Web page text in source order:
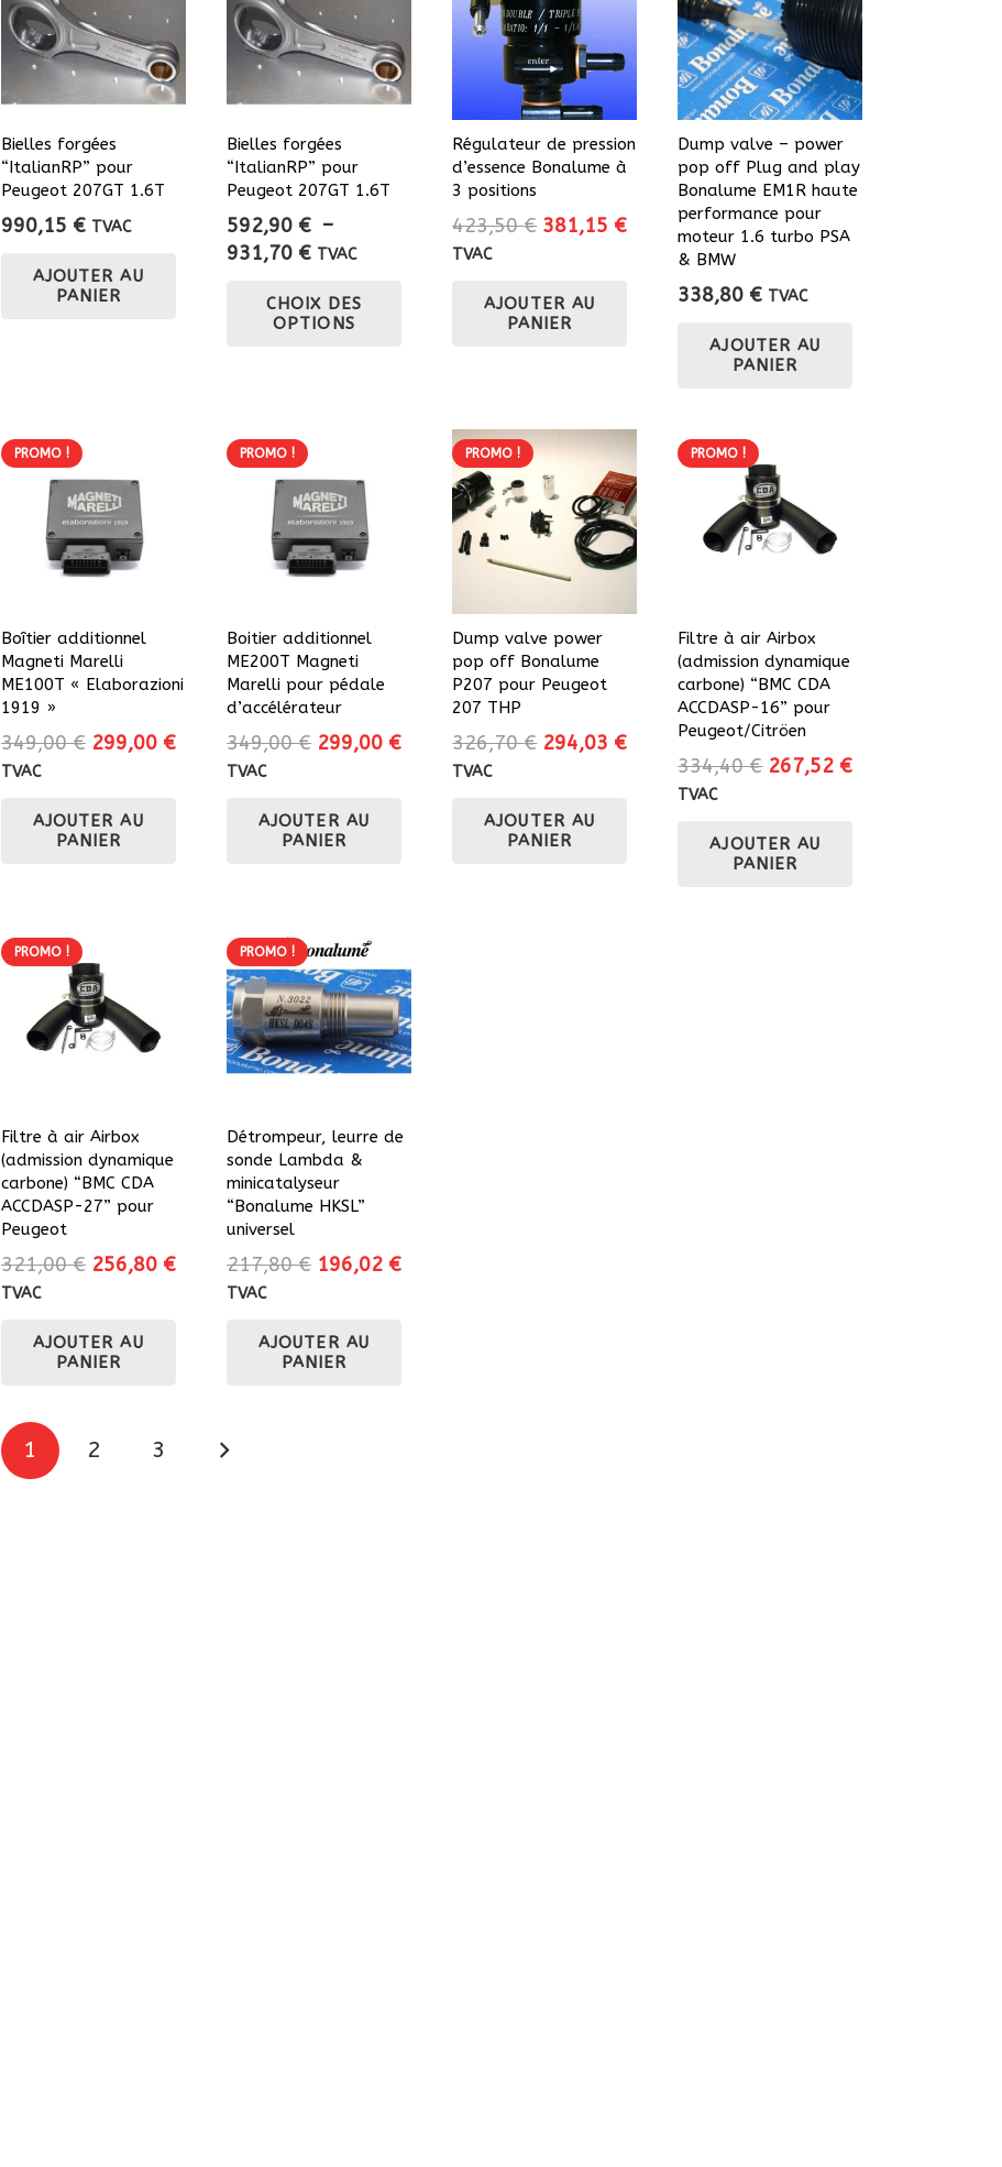
Bielles forgées
“ItalianRP” pour
Peugeot 207GT 1.6T
990,15 € TVAC
AJOUTER AU
PANIER
Bielles forgées
“ItalianRP” pour
Peugeot 207GT 1.6T
592,90 € –
931,70 €Plage
prix :
592,90 €
TVAC
CHOIX DES
OPTIONS
options
peuvent
choisies
produit
Régulateur de pression
d’essence Bonalume à
3 positions
423,50€ Le
était :
423,50 €.
381,15 €Le
381,15 €.
TVAC
AJOUTER AU
PANIER
Dump valve – power
pop off Plug and play
Bonalume EM1R haute
performance pour
moteur 1.6 turbo PSA
& BMW
338,80 € TVAC
AJOUTER AU
PANIER
PROMO !
Boîtier additionnel
Magneti Marelli
ME100T « Elaborazioni
1919 »
349,00€ Le
était :
349,00 €.
299,00 €Le
TVAC
AJOUTER AU
PANIER
PROMO !
Boitier additionnel
ME200T Magneti
Marelli pour pédale
d’accélérateur
349,00€ Le
était :
349,00 €.
299,00 €Le
TVAC
AJOUTER AU
PANIER
PROMO !
Dump valve power
pop off Bonalume
P207 pour Peugeot
207 THP
326,70€ Le
était :
326,70 €.
294,03 €Le
actuel
294,03 €.
TVAC
AJOUTER AU
PANIER
PROMO !
Filtre à air Airbox
(admission dynamique
carbone) “BMC CDA
ACCDASP-16” pour
Peugeot/Citröen
334,40€ Le
était :
334,40 €.
267,52 €Le
TVAC
AJOUTER AU
PANIER
PROMO !
Filtre à air Airbox
(admission dynamique
carbone) “BMC CDA
ACCDASP-27” pour
Peugeot
321,00€ Le
était :
321,00 €.
256,80 €Le
TVAC
AJOUTER AU
PANIER
PROMO !
Détrompeur, leurre de
sonde Lambda &
minicatalyseur
“Bonalume HKSL”
universel
217,80€ Le
était :
217,80 €.
196,02 €Le
TVAC
AJOUTER AU
PANIER
Pagination
1 2 3